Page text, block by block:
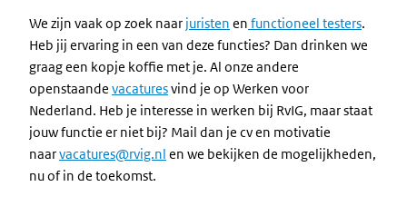
We zijn vaak op zoek naar juristen en functioneel testers.
Heb jij ervaring in een van deze functies? Dan drinken we
graag een kopje koffie met je. Al onze andere
openstaande vacaturesvind je op Werken voor
Nederland. Heb je interesse in werken bij RvIG, maar staat
jouw functie er niet bij? Mail dan je cv en motivatie
naarvacatures@rvig.nl en we bekijken de mogelijkheden,
nu of in de toekomst.